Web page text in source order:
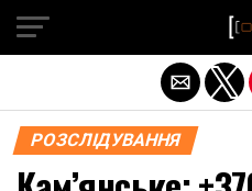
РОЗСЛІДУВАННЯ
Exit